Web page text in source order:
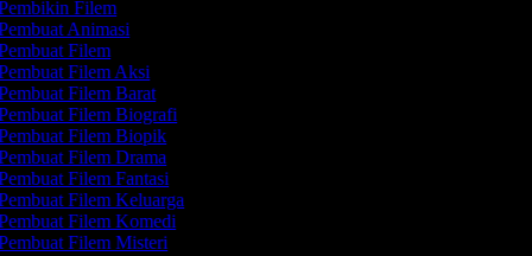
Filem
Animasi
Filem
Filem Aksi
Filem Barat
Filem Biografi
Filem Biopik
Filem Drama
Filem Fantasi
Filem Keluarga
Filem Komedi
Filem Misteri